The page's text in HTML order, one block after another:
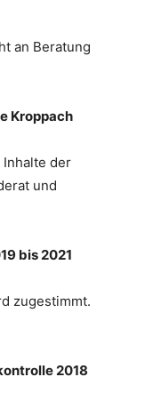
an Beratung
Kroppach
der
und
bis 2021
zugestimmt.
2018